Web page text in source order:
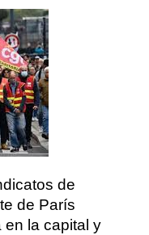
de
de París
en la capital y